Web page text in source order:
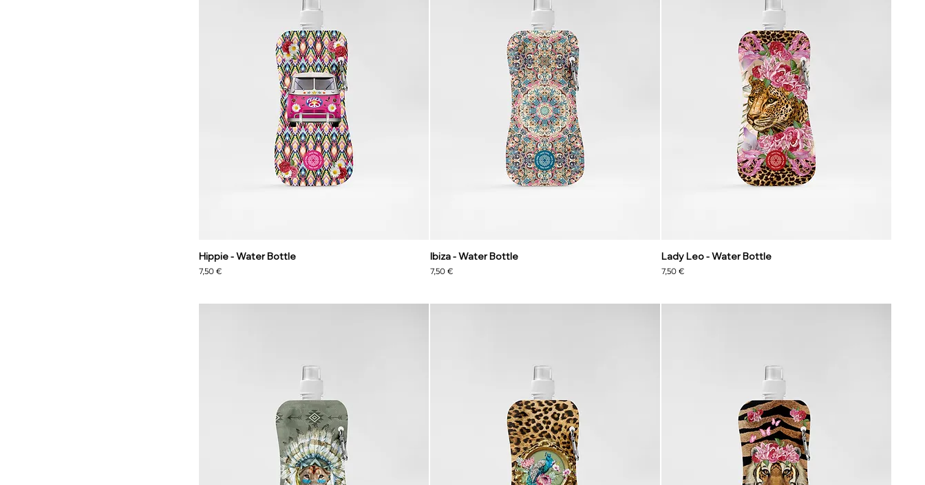
Hippie - Water Bottle
Precio
7,50 €
Ibiza - Water Bottle
Precio
7,50 €
Lady Leo - Water Bottle
Precio
7,50 €